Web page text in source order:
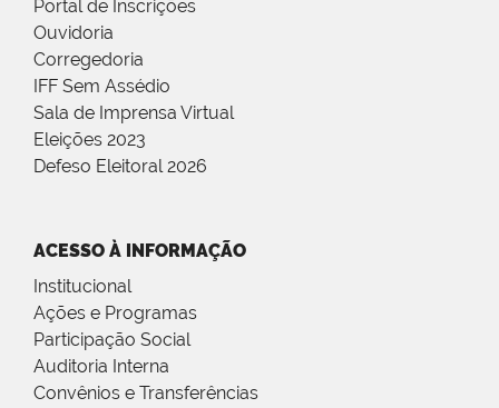
Portal de Inscrições
Ouvidoria
Corregedoria
IFF Sem Assédio
Sala de Imprensa Virtual
Eleições 2023
Defeso Eleitoral 2026
ACESSO À INFORMAÇÃO
Institucional
Ações e Programas
Participação Social
Auditoria Interna
Convênios e Transferências